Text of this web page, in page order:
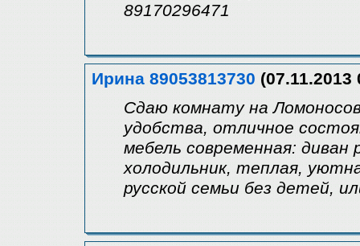
89170296471
Ирина 89053813730 (07.11.2013
Сдаю комнату на
удобства, отличное
мебель современная:
холодильник, теплая,
русской семьи без детей,